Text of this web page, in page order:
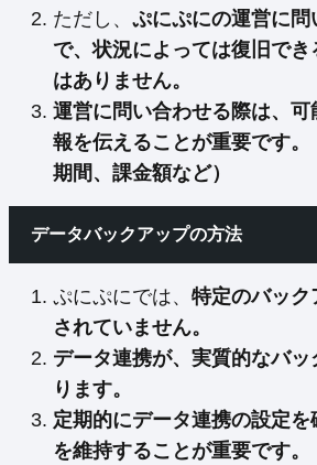
ただし、 ぷにぷにの運営に問
で、状況によっては復旧で
はありません。
運営に問い合わせる際は、
報を伝えることが重要です。
期間、課金額など）
データバックアップの方法
ぷにぷにでは、 特定のバック
されていません。
データ連携が、実質的なバ
ります。
定期的にデータ連携の設定
を維持することが重要です。